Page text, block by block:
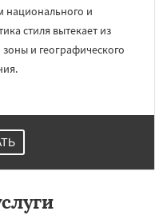
национального и
стиля вытекает из
и географического